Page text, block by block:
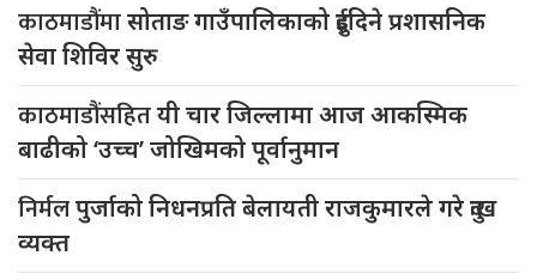
काठमाडौंमासोताङ गाउँपालिकाको दुईदिने प्रशासनिक
सेवा शिविर सुरु
काठमाडौंसहितयी चार जिल्लामा आज आकस्मिक
बाढीको ‘उच्च’ जोखिमको पूर्वानुमान
निर्मलपुर्जाको निधनप्रति बेलायती राजकुमारले गरे दुःख
व्यक्त